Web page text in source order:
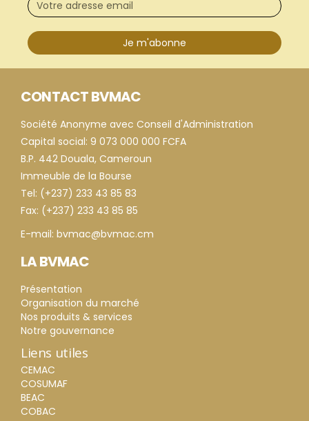
Je m'abonne
CONTACT BVMAC
Société Anonyme avec Conseil d'Administration
Capital social: 9 073 000 000 FCFA
B.P. 442 Douala, Cameroun
Immeuble de la Bourse
Tel: (+237) 233 43 85 83
Fax: (+237) 233 43 85 85
E-mail: bvmac@bvmac.cm
LA BVMAC
Présentation
Organisation du marché
Nos produits & services
Notre gouvernance
Liens utiles
CEMAC
COSUMAF
BEAC
COBAC